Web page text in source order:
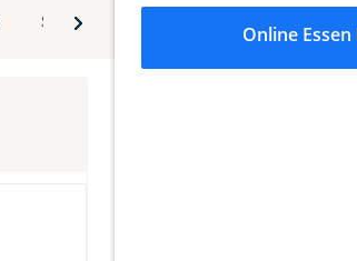
Sushi - Maki Sushi - Sashimi
Online